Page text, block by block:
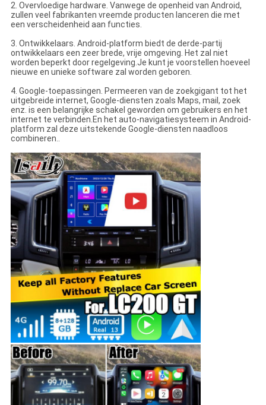
2. Overvloedige hardware. Vanwege de openheid van Android,
zullen veel fabrikanten vreemde producten lanceren die met
een verscheidenheid aan functies.
3. Ontwikkelaars. Android-platform biedt de derde-partij
ontwikkelaars een zeer brede, vrije omgeving. Het zal niet
worden beperkt door regelgeving.Je kunt je voorstellen hoeveel
nieuwe en unieke software zal worden geboren.
4. Google-toepassingen. Permeeren van de zoekgigant tot het
uitgebreide internet, Google-diensten zoals Maps, mail, zoek
enz. is een belangrijke schakel geworden om gebruikers en het
internet te verbinden.En het auto-navigatiesysteem in Android-
platform zal deze uitstekende Google-diensten naadloos
combineren..